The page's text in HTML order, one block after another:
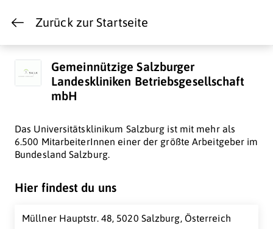
Zurück zur Startseite
Gemeinnützige Salzburger
Landeskliniken Betriebsgesellschaft
mbH
Das Universitätsklinikum Salzburg ist mit mehr als
6.500 MitarbeiterInnen einer der größte Arbeitgeber im
Bundesland Salzburg.
Hier findest du uns
Müllner Hauptstr. 48, 5020 Salzburg, Österreich